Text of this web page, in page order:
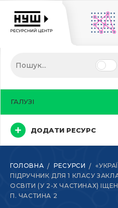
ДОДАТИ РЕСУРС
ГАЛУЗІ
ГОЛОВНА РЕСУРСИ
ПІДРУЧНИК ДЛЯ 1 КЛАСУ
ОСВІТИ (У 2-Х ЧАСТИНАХ)
П. ЧАСТИНА 2